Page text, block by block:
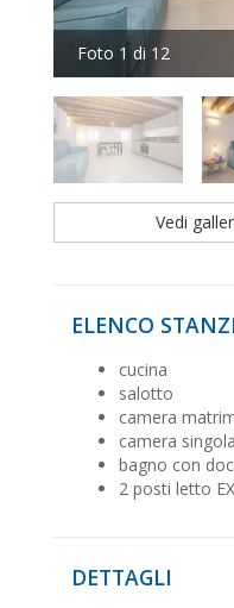
Foto 1 di 12
Vedi
ELENCO
cucina
salotto
camera
camera singola
bagno con
2 posti letto
DETTAGLI